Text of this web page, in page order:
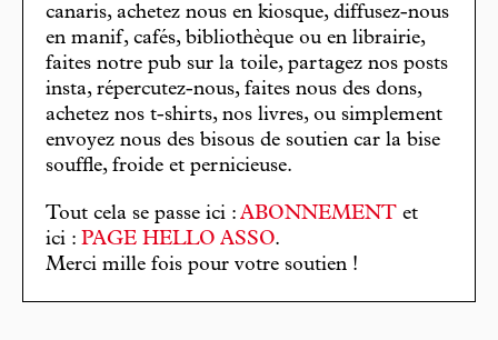
canaris, achetez nous en kiosque, diffusez-nous
en manif, cafés, bibliothèque ou en librairie,
faites notre pub sur la toile, partagez nos posts
insta, répercutez-nous, faites nous des dons,
achetez nos t-shirts, nos livres, ou simplement
envoyez nous des bisous de soutien car la bise
souffle, froide et pernicieuse.
Tout cela se passe ici : ABONNEMENT et
ici : PAGE HELLO ASSO.
Merci mille fois pour votre soutien !